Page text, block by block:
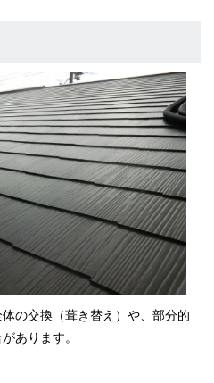
の交換（葺き替え）や、部分的
あります。